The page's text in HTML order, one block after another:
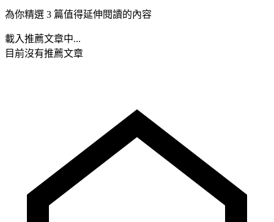
為你精選 3 篇值得延伸閱讀的內容
載入推薦文章中...
目前沒有推薦文章